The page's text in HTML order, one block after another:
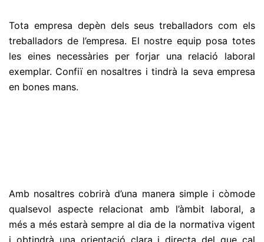
Tota empresa depèn dels seus treballadors com els
treballadors de l’empresa. El nostre equip posa totes
les eines necessàries per forjar una relació laboral
exemplar. Confiï en nosaltres i tindrà la seva empresa
en bones mans.
Amb nosaltres cobrirà d’una manera simple i còmode
qualsevol aspecte relacionat amb l’àmbit laboral, a
més a més estarà sempre al dia de la normativa vigent